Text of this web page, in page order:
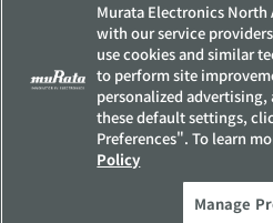
サイトポリシー
ソーシャルメデ
個人情報保護方針
お客様の個人情報の取り扱いにつ
サイトマ
Copyright © Murata Manufacturing Co., Ltd. All
Murata Electronics North
with our service
use cookies and similar
to perform site
personalized
these default settings,
Preferences". To learn
Policy
Manage